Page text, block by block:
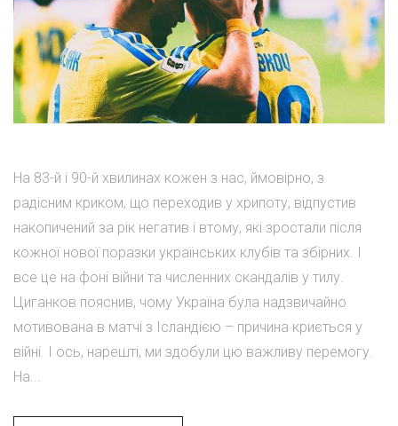
На 83-й і 90-й хвилинах кожен з нас, ймовірно, з
радісним криком, що переходив у хрипоту, відпустив
накопичений за рік негатив і втому, які зростали після
кожної нової поразки українських клубів та збірних. І
все це на фоні війни та численних скандалів у тилу.
Циганков пояснив, чому Україна була надзвичайно
мотивована в матчі з Ісландією – причина криється у
війні. І ось, нарешті, ми здобули цю важливу перемогу.
На...